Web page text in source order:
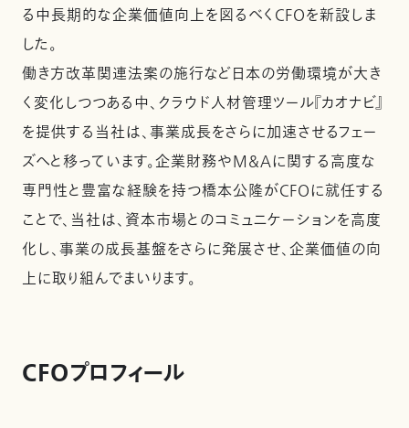
る中長期的な企業価値向上を図るべくCFOを新設しま
した。
働き方改革関連法案の施行など日本の労働環境が大き
く変化しつつある中、クラウド人材管理ツール『カオナビ』
を提供する当社は、事業成長をさらに加速させるフェー
ズへと移っています。企業財務やM&Aに関する高度な
専門性と豊富な経験を持つ橋本公隆がCFOに就任する
ことで、当社は、資本市場とのコミュニケーションを高度
化し、事業の成長基盤をさらに発展させ、企業価値の向
上に取り組んでまいります。
CFOプロフィール